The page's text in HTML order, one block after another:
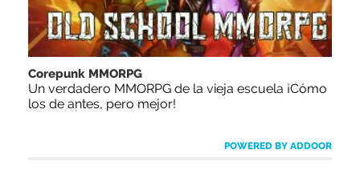
Corepunk MMORPG
Un verdadero MMORPG de la vieja escuela ¡Cómo
los de antes, pero mejor!
POWERED BY ADDOOR